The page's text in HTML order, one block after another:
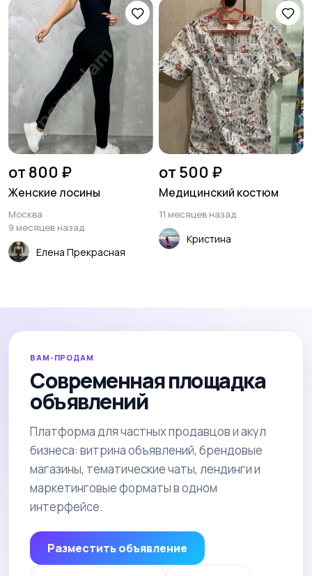
от 800 ₽
Женские лосины
Москва
9 месяцев назад
Елена Прекрасная
от 500 ₽
Медицинский костюм
11 месяцев назад
Кристина
ВАМ-ПРОДАМ
Современная площадка
объявлений
Платформа для частных продавцов и акул
бизнеса: витрина объявлений, брендовые
магазины, тематические чаты, лендинги и
маркетинговые форматы в одном
интерфейсе.
Разместить объявление